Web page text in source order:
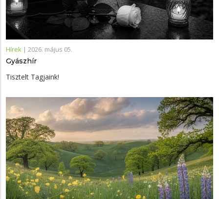
Hírek | 2026. május 05.
Gyászhír
Tisztelt Tagjaink!